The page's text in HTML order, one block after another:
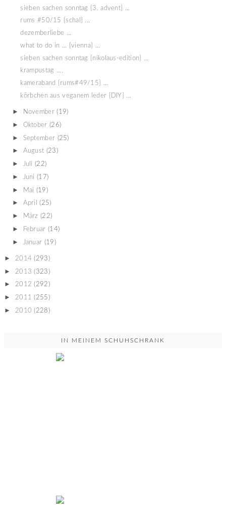
sieben sachen sonntag {3. advent} ...
rums #50/15 {schal} ...
dezemberliebe ...
what to do in ... {vienna} ...
sieben sachen sonntag {nikolaus-edition} ...
krampustag ....
kameraband {rums#49/15} ...
körbchen aus veganem leder {DIY} ...
► November (19)
► Oktober (26)
► September (25)
► August (23)
► Juli (22)
► Juni (17)
► Mai (19)
► April (25)
► März (22)
► Februar (14)
► Januar (19)
► 2014 (293)
► 2013 (323)
► 2012 (292)
► 2011 (255)
► 2010 (228)
IN MEINEM SCHUHSCHRANK